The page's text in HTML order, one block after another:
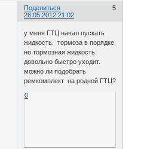
Поделиться
5
28.05.2012 21:02
у меня ГТЦ начал пускать
жидкость. тормоза в порядке,
но тормозная жидкость
довольно быстро уходит.
можно ли подобрать
ремкомплект на родной ГТЦ?
0